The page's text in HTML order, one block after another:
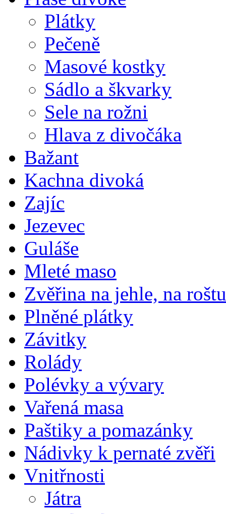
Plátky
Pečeně
Masové kostky
Sádlo a škvarky
Sele na rožni
Hlava z divočáka
Bažant
Kachna divoká
Zajíc
Jezevec
Guláše
Mleté maso
Zvěřina na jehle, na roštu
Plněné plátky
Závitky
Rolády
Polévky a vývary
Vařená masa
Paštiky a pomazánky
Nádivky k pernaté zvěři
Vnitřnosti
Játra